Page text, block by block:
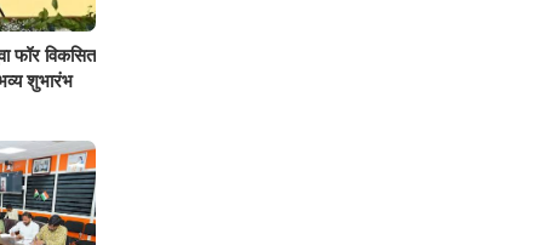
फॉर विकसित
शुभारंभ